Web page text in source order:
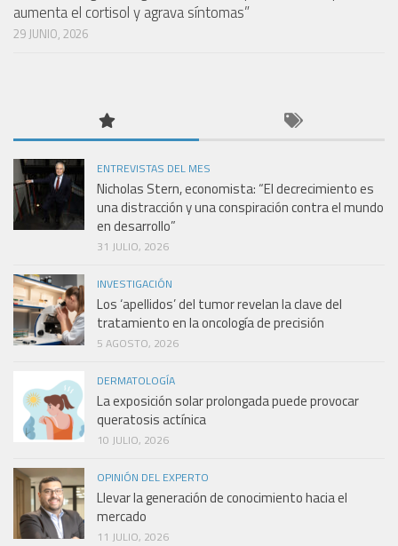
aumenta el cortisol y agrava síntomas”
29 JUNIO, 2026
ENTREVISTAS DEL MES
Nicholas Stern, economista: “El decrecimiento es
una distracción y una conspiración contra el mundo
en desarrollo”
31 JULIO, 2026
INVESTIGACIÓN
Los ‘apellidos’ del tumor revelan la clave del
tratamiento en la oncología de precisión
5 AGOSTO, 2026
DERMATOLOGÍA
La exposición solar prolongada puede provocar
queratosis actínica
10 JULIO, 2026
OPINIÓN DEL EXPERTO
Llevar la generación de conocimiento hacia el
mercado
11 JULIO, 2026